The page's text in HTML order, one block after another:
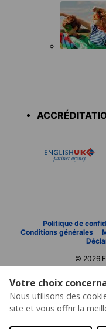
Votre choix
Nous utilisons des
site et vous offrir la
Politique de
Conditions générales
© 2026